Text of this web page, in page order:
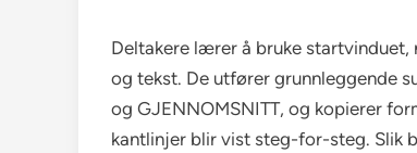
Deltakere lærer å bruke startvinduet,
og tekst. De utfører grunnleggende
og GJENNOMSNITT, og kopierer
kantlinjer blir vist steg-for-steg. Slik